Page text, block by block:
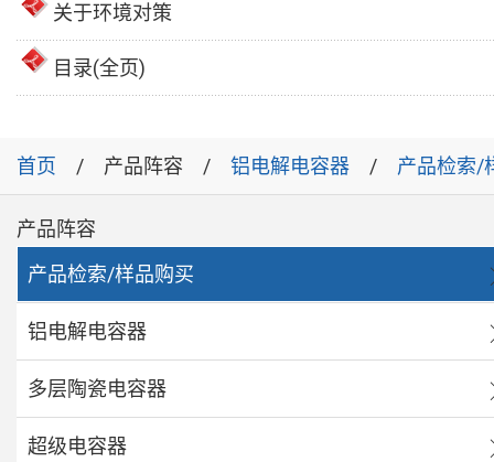
关于环境对策
目录(全页)
首页 产品阵容 铝电解电容器 产品检索/
产品阵容
产品检索/样品购买
铝电解电容器
多层陶瓷电容器
超级电容器